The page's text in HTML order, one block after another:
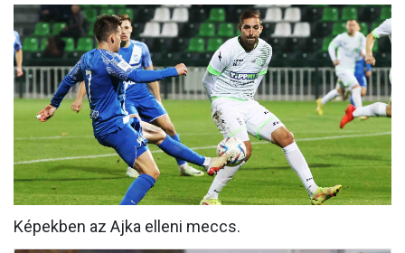
NYITÓLAP
HÍREK
CSAPATOK
MÉRKŐZÉSEK
KLUB
GALÉRIA
SZURKOLÓI ÉLMÉNYEK
Képekben az Ajka elleni meccs.